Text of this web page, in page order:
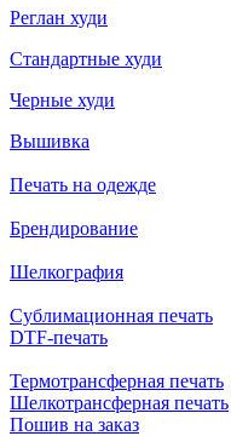
Реглан худи
Стандартные худи
Черные худи
Вышивка
Печать на одежде
Брендирование
Шелкография
Сублимационная печать
DTF-печать
Термотрансферная печать
Шелкотрансферная печать
Пошив на заказ